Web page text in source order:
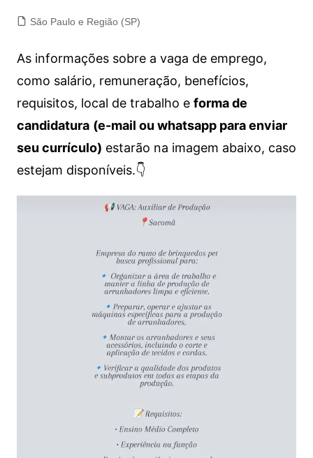
São Paulo e Região (SP)
As informações sobre a vaga de emprego,
como salário, remuneração, benefícios,
requisitos, local de trabalho e forma de
candidatura (e-mail ou whatsapp para enviar
seu currículo) estarão na imagem abaixo, caso
estejam disponíveis.👇